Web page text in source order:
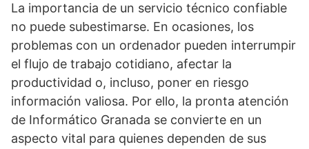
La importancia de un servicio técnico confiable
no puede subestimarse. En ocasiones, los
problemas con un ordenador pueden interrumpir
el flujo de trabajo cotidiano, afectar la
productividad o, incluso, poner en riesgo
información valiosa. Por ello, la pronta atención
de Informático Granada se convierte en un
aspecto vital para quienes dependen de sus